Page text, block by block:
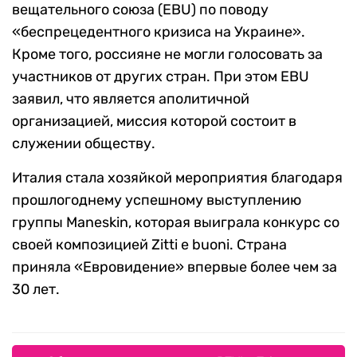
вещательного союза (EBU) по поводу
«беспрецедентного кризиса на Украине».
Кроме того, россияне не могли голосовать за
участников от других стран. При этом EBU
заявил, что является аполитичной
организацией, миссия которой состоит в
служении обществу.
Италия стала хозяйкой мероприятия благодаря
прошлогоднему успешному выступлению
группы Maneskin, которая выиграла конкурс со
своей композицией Zitti e buoni. Страна
приняла «Евровидение» впервые более чем за
30 лет.